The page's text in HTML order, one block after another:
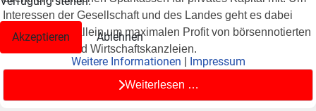
Interessen der Gesellschaft und des Landes geht es dabei
nicht, sondern allein um maximalen Profit von börsennotierten
Großbanken und Wirtschaftskanzleien.
Weiterlesen …
Akzeptieren
Ablehnen
Weitere Informationen | Impressum